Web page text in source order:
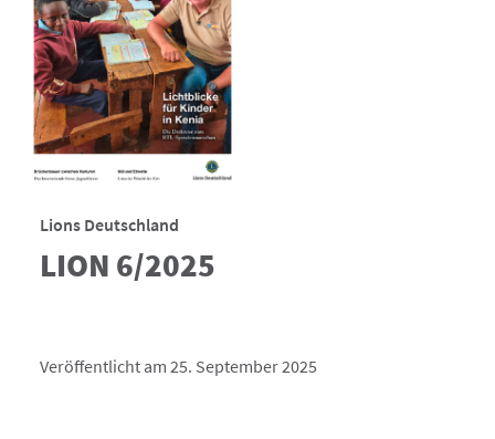
Lions Deutschland
LION 6/2025
Veröffentlicht am 25. September 2025